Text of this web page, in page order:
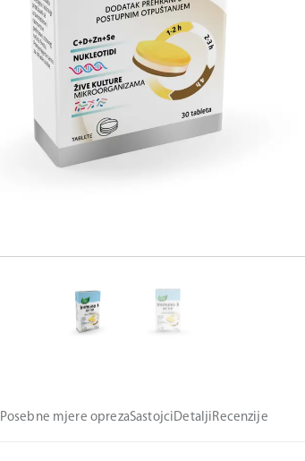
Posebne mjere oprezaSastojciDetaljiRecenzije